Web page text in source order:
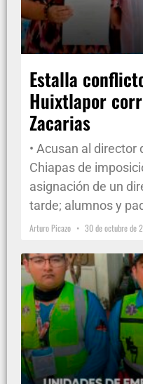
Estalla
Huixtlapor
Zacarias
• Acusan al
Chiapas de
asignación de un
tarde; alumnos y
Arturo Picazo 30 de octubre de